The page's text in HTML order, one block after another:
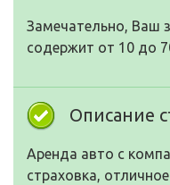
Замечательно, Ваш
содержит от 10 до
Описание
Аренда авто с
страховка,